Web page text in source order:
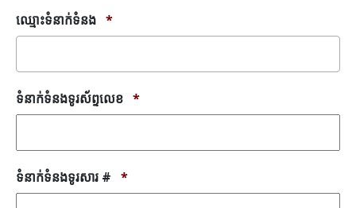
ឈ្មោះទំនាក់ទំនង *
ទំនាក់ទំនងទូរស័ព្ទលេខ *
ទំនាក់ទំនងទូរសារ # *